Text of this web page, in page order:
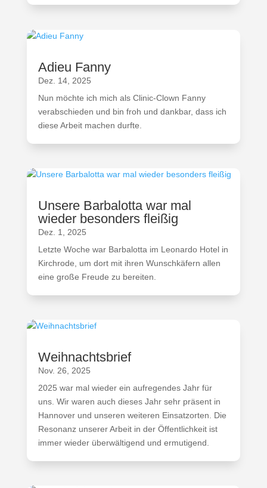
Adieu Fanny
Dez. 14, 2025
Nun möchte ich mich als Clinic-Clown Fanny
verabschieden und bin froh und dankbar, dass ich
diese Arbeit machen durfte.
Unsere Barbalotta war mal
wieder besonders fleißig
Dez. 1, 2025
Letzte Woche war Barbalotta im Leonardo Hotel in
Kirchrode, um dort mit ihren Wunschkäfern allen
eine große Freude zu bereiten.
Weihnachtsbrief
Nov. 26, 2025
2025 war mal wieder ein aufregendes Jahr für
uns. Wir waren auch dieses Jahr sehr präsent in
Hannover und unseren weiteren Einsatzorten. Die
Resonanz unserer Arbeit in der Öffentlichkeit ist
immer wieder überwältigend und ermutigend.